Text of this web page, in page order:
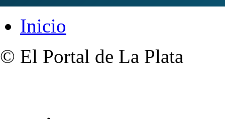
Inicio
© El Portal de La Plata